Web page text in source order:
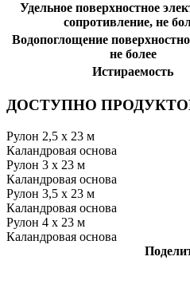
Удельное поверхностное
cопротивление, не
Водопоглощение
не более
Истираемость
ДОСТУПНО
Рулон 2,5 x 23 м
Каландровая основа
Рулон 3 x 23 м
Каландровая основа
Рулон 3,5 x 23 м
Каландровая основа
Рулон 4 x 23 м
Каландровая основа